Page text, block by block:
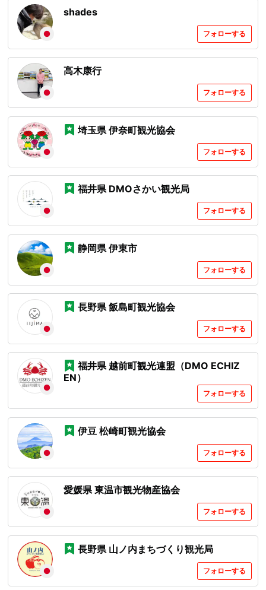
shades
フォローする
高木康行
フォローする
埼玉県 伊奈町観光協会
フォローする
福井県 DMOさかい観光局​
フォローする
静岡県 伊東市
フォローする
長野県 飯島町観光協会
フォローする
福井県 越前町観光連盟（DMO ECHIZ
EN）
フォローする
伊豆 松崎町観光協会
フォローする
愛媛県 東温市観光物産協会
フォローする
長野県 山ノ内まちづくり観光局​
フォローする